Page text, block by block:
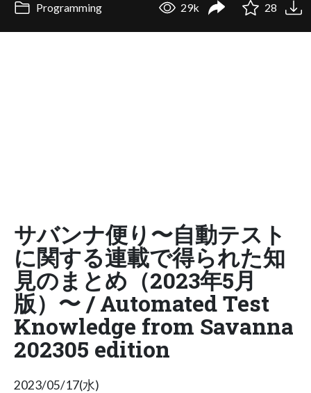
Programming 29k 28
サバンナ便り〜自動テスト
に関する連載で得られた知
見のまとめ（2023年5月
版）〜 / Automated Test
Knowledge from Savanna
202305 edition
2023/05/17(水)